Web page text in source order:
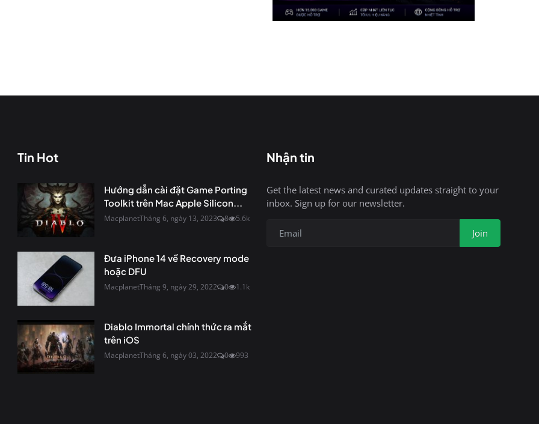
Tin Hot
Hướng dẫn cài đặt Game Porting
Toolkit trên Mac Apple Silicon...
MacplanetTháng 6, ngày 13, 2023 8 5.6k
Đưa iPhone 14 về Recovery mode
hoặc DFU
MacplanetTháng 9, ngày 29, 2022 0 1.1k
Diablo Immortal chính thức ra mắt
trên iOS
MacplanetTháng 6, ngày 03, 2022 0 993
Nhận tin
Get the latest news and curated updates straight to your
inbox. Sign up for our newsletter.
Join